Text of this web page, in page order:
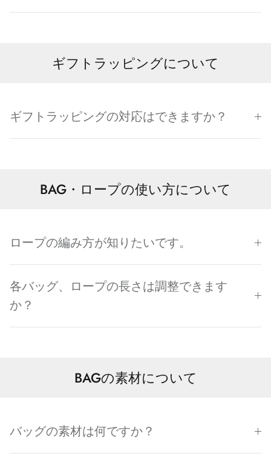
ギフトラッピングについて
ギフトラッピングの対応はできますか？
BAG・ロープの使い方について
ロープの編み方が知りたいです。
各バッグ、ロープの長さは調整できます
か？
BAGの素材について
バッグの素材は何ですか？